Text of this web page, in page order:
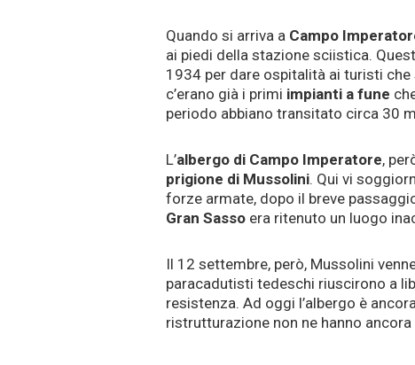
Quando si arriva a Campo
ai piedi della stazione sciistica.
1934 per dare ospitalità ai turisti
c’erano già i primi impianti a fune
periodo abbiano transitato circa 30
L’albergo di Campo Imperatore,
prigione di Mussolini. Qui vi
forze armate, dopo il breve
Gran Sasso era ritenuto un luogo
Il 12 settembre, però, Mussolini
paracadutisti tedeschi riuscirono a
resistenza. Ad oggi l’albergo è
ristrutturazione non ne hanno